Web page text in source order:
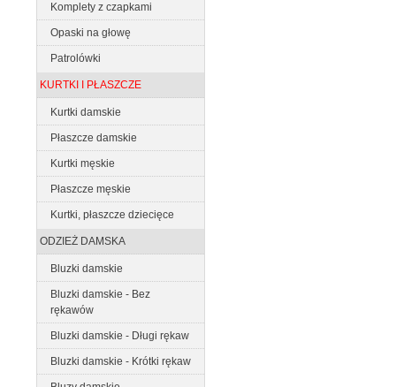
Komplety z czapkami
Opaski na głowę
Patrolówki
KURTKI I PŁASZCZE
Kurtki damskie
Płaszcze damskie
Kurtki męskie
Płaszcze męskie
Kurtki, płaszcze dziecięce
ODZIEŻ DAMSKA
Bluzki damskie
Bluzki damskie - Bez
rękawów
Bluzki damskie - Długi rękaw
Bluzki damskie - Krótki rękaw